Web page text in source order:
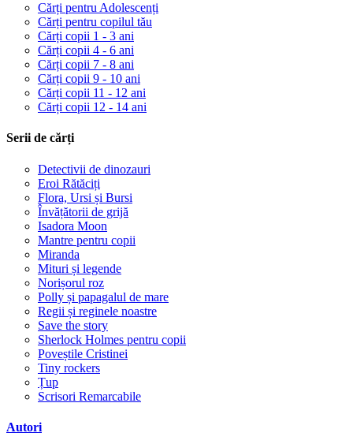
Cărți pentru Adolescenți
Cărți pentru copilul tău
Cărți copii 1 - 3 ani
Cărți copii 4 - 6 ani
Cărți copii 7 - 8 ani
Cărți copii 9 - 10 ani
Cărți copii 11 - 12 ani
Cărți copii 12 - 14 ani
Serii de cărți
Detectivii de dinozauri
Eroi Rătăciți
Flora, Ursi și Bursi
Învățătorii de grijă
Isadora Moon
Mantre pentru copii
Miranda
Mituri și legende
Norișorul roz
Polly și papagalul de mare
Regii și reginele noastre
Save the story
Sherlock Holmes pentru copii
Poveștile Cristinei
Tiny rockers
Țup
Scrisori Remarcabile
Autori